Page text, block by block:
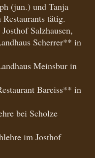
(jun.) und Tanja
tätig.
Salzhausen,
in
Meinsbur in
Bareiss** in
bei Scholze
Josthof